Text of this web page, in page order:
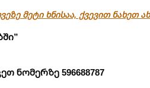
მეტი ხნისაა, ქვევით ნახეთ
ნომერზე 596688787